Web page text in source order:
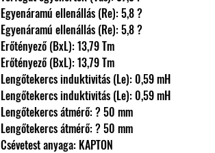
                Egyenáramú ellenállás (Re): 5,8 ?
                Egyenáramú ellenállás (Re): 5,8 ?
                Erőtényező (BxL): 13,79 Tm
                Erőtényező (BxL): 13,79 Tm
                Lengőtekercs induktivitás (Le): 0,59 mH
                Lengőtekercs induktivitás (Le): 0,59 mH
                Lengőtekercs átmérő: ? 50 mm
                Lengőtekercs átmérő: ? 50 mm
                Csévetest anyaga: KAPTON